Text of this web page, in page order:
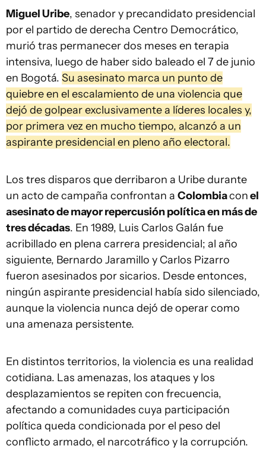
Miguel Uribe, senador y precandidato presidencial
por el partido de derecha Centro Democrático,
murió tras permanecer dos meses en terapia
intensiva, luego de haber sido baleado el 7 de junio
en Bogotá. Su asesinato marca un punto de
quiebre en el escalamiento de una violencia que
dejó de golpear exclusivamente a líderes locales y,
por primera vez en mucho tiempo, alcanzó a un
aspirante presidencial en pleno año electoral.
Los tres disparos que derribaron a Uribe durante
un acto de campaña confrontan a Colombiaconel
asesinato de mayor repercusión política en más de
tres décadas. En 1989, Luis Carlos Galán fue
acribillado en plena carrera presidencial; al año
siguiente, Bernardo Jaramillo y Carlos Pizarro
fueron asesinados por sicarios. Desde entonces,
ningún aspirante presidencial había sido silenciado,
aunque la violencia nunca dejó de operar como
una amenaza persistente.
En distintos territorios, la violencia es una realidad
cotidiana. Las amenazas, los ataques y los
desplazamientos se repiten con frecuencia,
afectando a comunidades cuya participación
política queda condicionada por el peso del
conflicto armado, el narcotráfico y la corrupción.